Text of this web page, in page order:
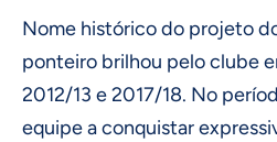
Nome histórico do projeto
ponteiro brilhou pelo clube
2012/13 e 2017/18. No
equipe a conquistar